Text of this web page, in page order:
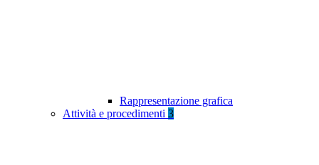
Rappresentazione grafica
Attività e procedimenti 3